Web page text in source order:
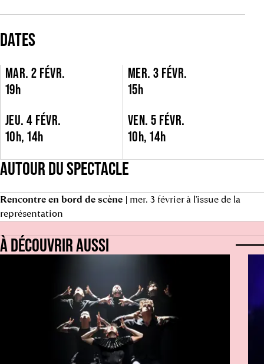
DATES
MAR. 2 FÉVR.
19h
MER. 3 FÉVR.
15h
JEU. 4 FÉVR.
10h, 14h
VEN. 5 FÉVR.
10h, 14h
AUTOUR DU SPECTACLE
Rencontre en bord de scène | mer. 3 février à l'issue de la
représentation
À DÉCOUVRIR AUSSI